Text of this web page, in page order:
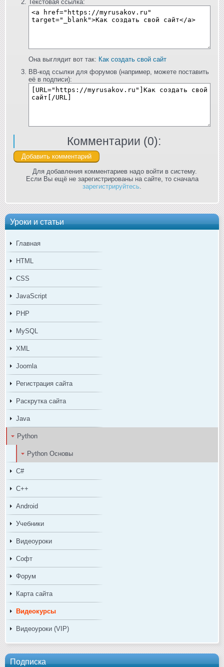
Уроки и статьи
Главная
HTML
CSS
JavaScript
PHP
MySQL
XML
Joomla
Регистрация сайта
Раскрутка сайта
Java
Python
Python Основы
C#
C++
Android
Учебники
Видеоуроки
Софт
Форум
Карта сайта
Видеокурсы
Видеоуроки (VIP)
Подписка
Текстовая ссылка:
Она выглядит вот так: Как создать свой сайт
BB-код ссылки для форумов (например, можете поставить
её в подписи):
Комментарии (0):
Для добавления комментариев надо войти в систему.
Если Вы ещё не зарегистрированы на сайте, то сначала
зарегистрируйтесь.